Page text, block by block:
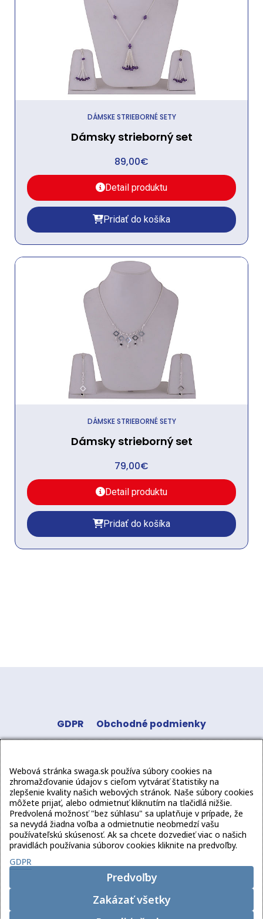
DÁMSKE STRIEBORNÉ SETY
Dámsky strieborný set
89,00€
Detail produktu
Pridať do košíka
DÁMSKE STRIEBORNÉ SETY
Dámsky strieborný set
79,00€
Detail produktu
Pridať do košíka
GDPR Obchodné podmienky
Sledujte
nás:
Webová stránka swaga.sk používa súbory cookies na
zhromažďovanie údajov s cieľom vytvárať štatistiky na
zlepšenie kvality našich webových stránok. Naše súbory cookies
môžete prijať, alebo odmietnuť kliknutím na tlačidlá nižšie.
Predvolená možnosť "bez súhlasu" sa uplatňuje v prípade, že
sa nevydá žiadna voľba a odmietnutie neobmedzí vašu
používateľskú skúsenosť. Ak sa chcete dozvedieť viac o našich
pravidlách používania súborov cookies kliknite na predvoľby.
GDPR
Predvoľby
Zakázať všetky